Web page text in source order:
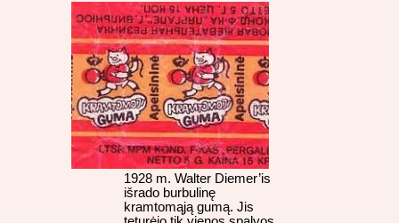
1928 m. Walter Diemer’is
išrado burbulinę
kramtomąją gumą. Jis